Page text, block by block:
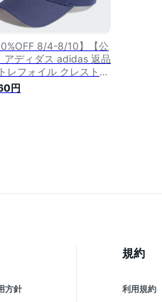
8/4-8/10】【公
アディダス adidas 返品
レフォイル クレスト
スボールキャップ オリ
ルス レディース アクセ
円
方針
規約
利用規約